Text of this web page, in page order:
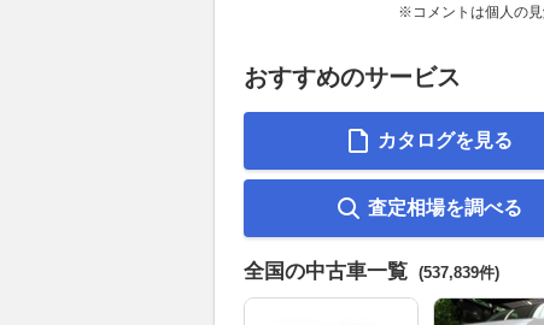
※コメントは個人の見
おすすめのサービス
カタログを見る
査定相場を調べる
全国の中古車一覧 (537,839件)